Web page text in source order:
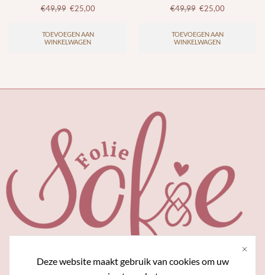
€49,99 €25,00
TOEVOEGEN AAN
WINKELWAGEN
€49,99 €25,00
TOEVOEGEN AAN
WINKELWAGEN
Deze website maakt gebruik van cookies om uw